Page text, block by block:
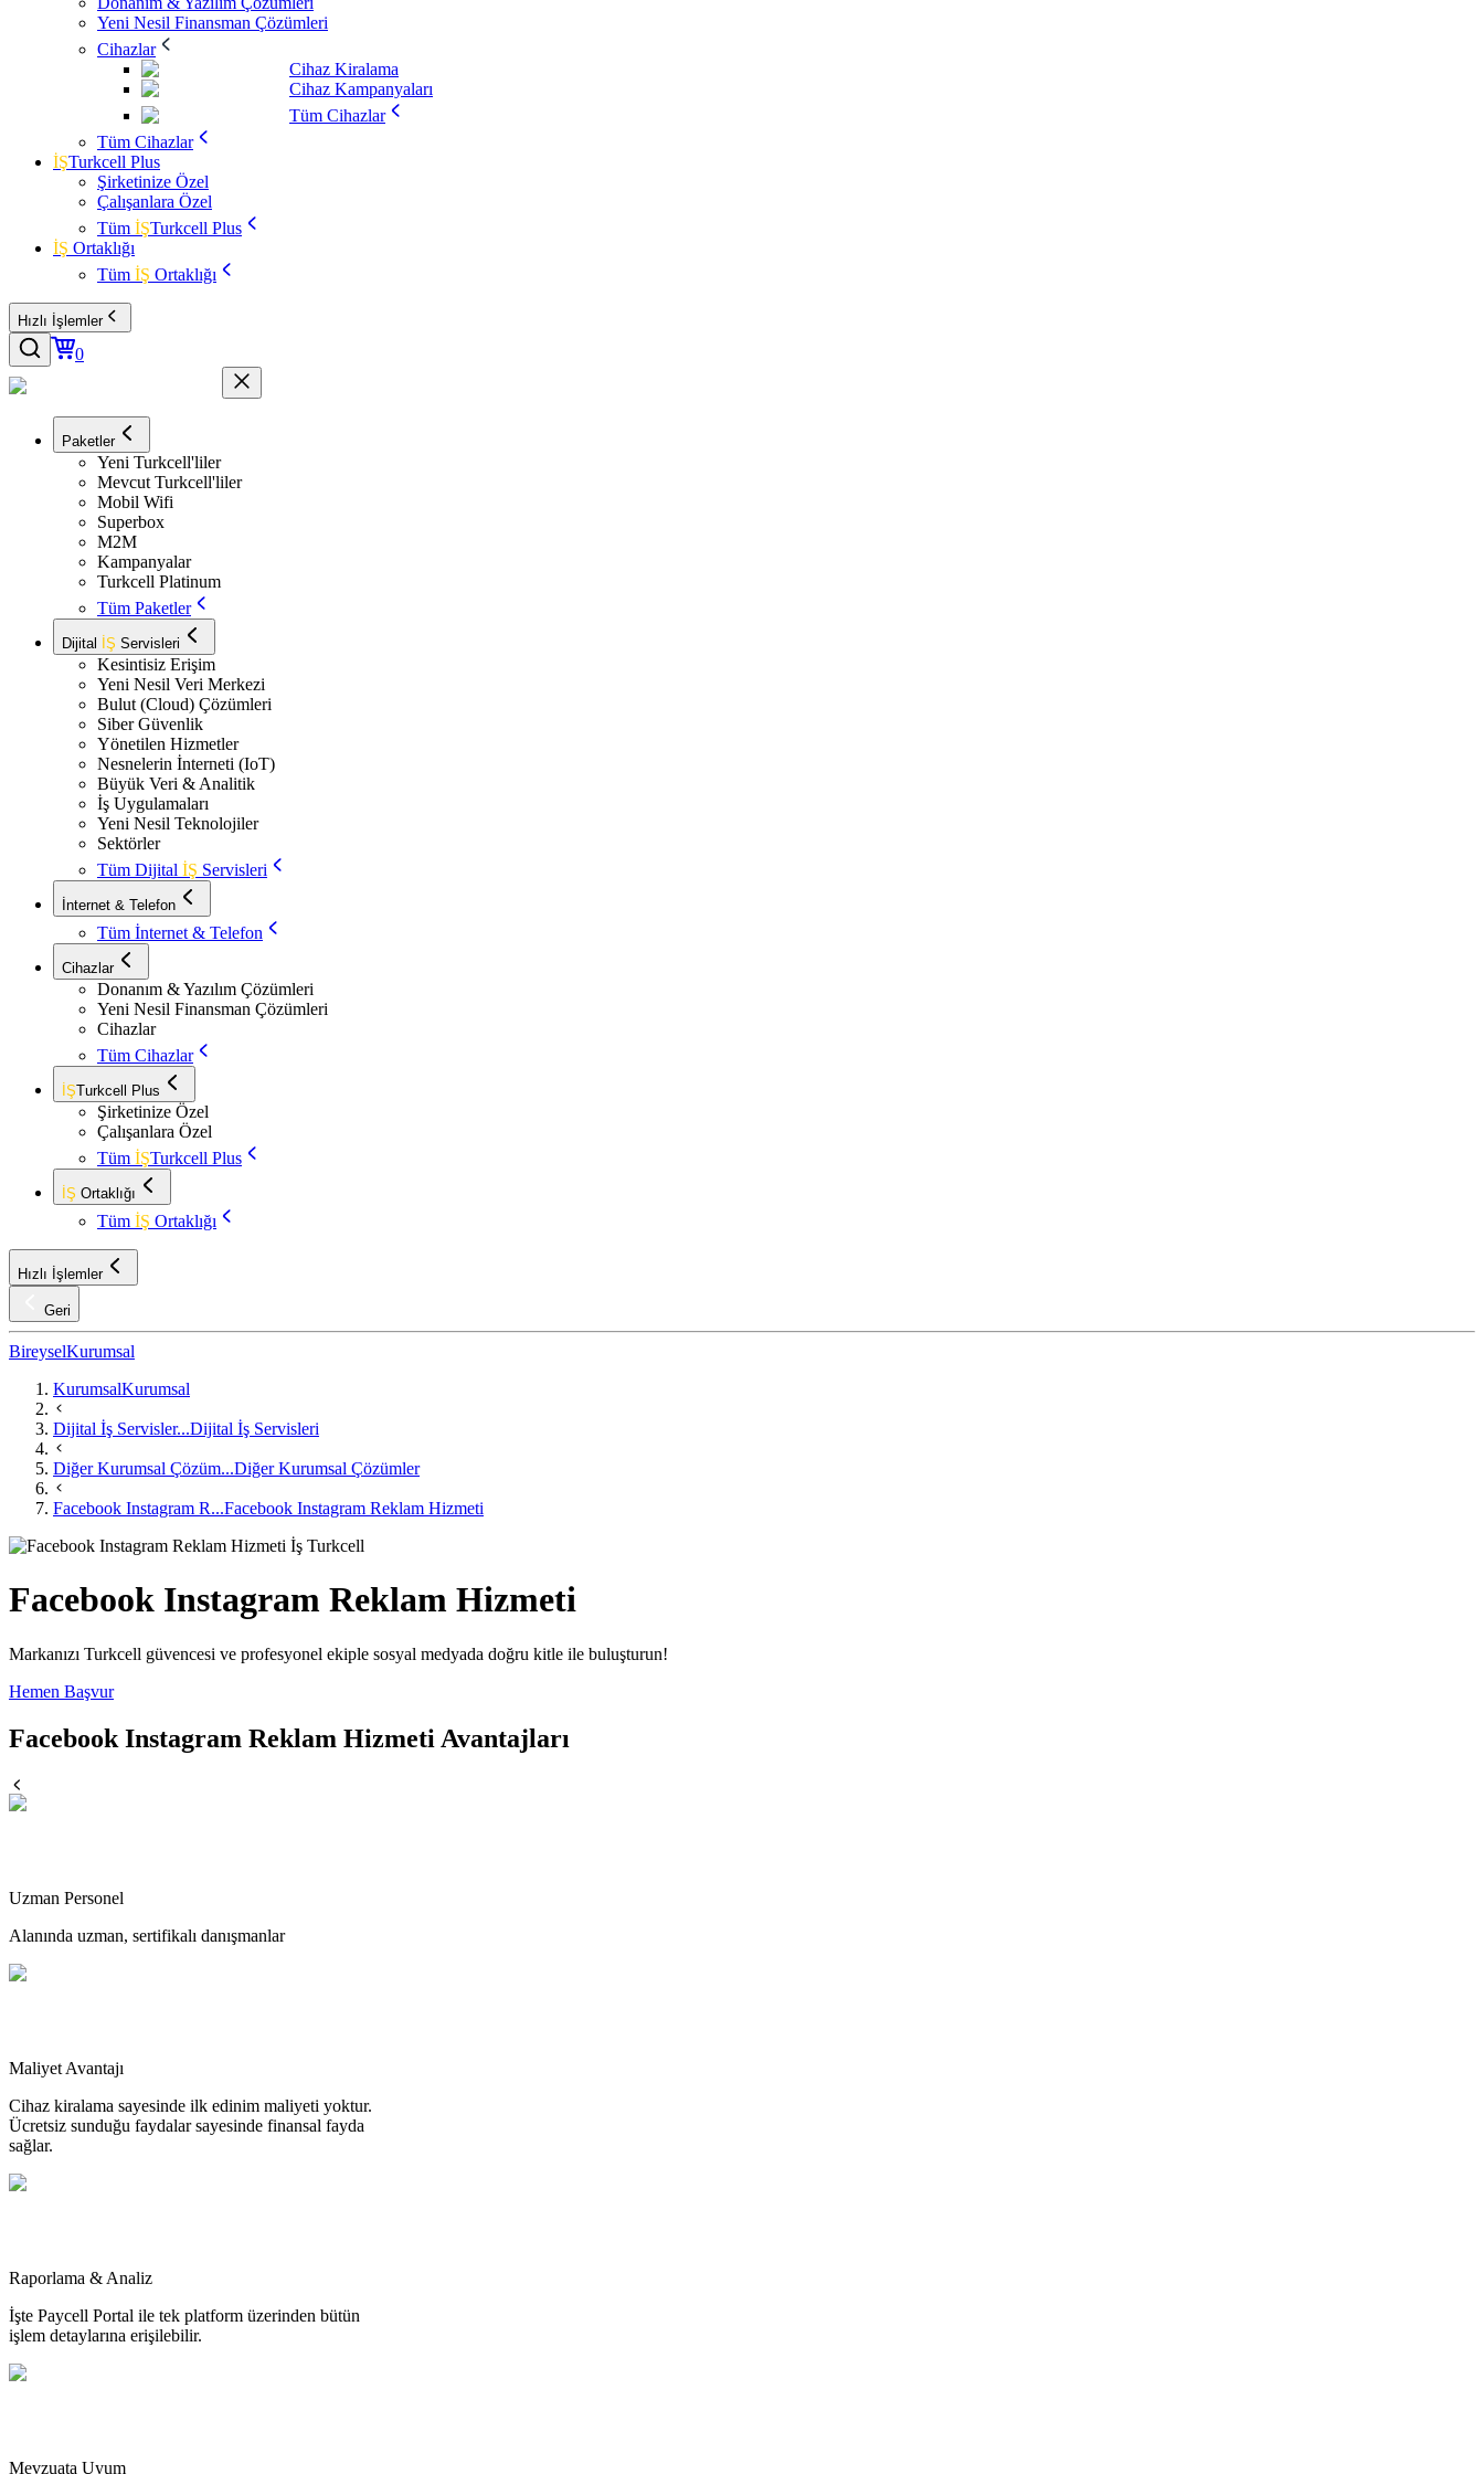
Yeni Nesil Finansman Çözümleri
Cihazlar
Cihaz Kiralama
Cihaz Kampanyaları
Tüm Cihazlar
Tüm Cihazlar
İŞTurkcell Plus
Şirketinize Özel
Çalışanlara Özel
Tüm İŞTurkcell Plus
İŞ Ortaklığı
Tüm İŞ Ortaklığı
Hızlı İşlemler
0
Paketler
Yeni Turkcell'liler
Mevcut Turkcell'liler
Mobil Wifi
Superbox
M2M
Kampanyalar
Turkcell Platinum
Tüm Paketler
Dijital İŞ Servisleri
Kesintisiz Erişim
Yeni Nesil Veri Merkezi
Bulut (Cloud) Çözümleri
Siber Güvenlik
Yönetilen Hizmetler
Nesnelerin İnterneti (IoT)
Büyük Veri & Analitik
İş Uygulamaları
Yeni Nesil Teknolojiler
Sektörler
Tüm Dijital İŞ Servisleri
İnternet & Telefon
Tüm İnternet & Telefon
Cihazlar
Donanım & Yazılım Çözümleri
Yeni Nesil Finansman Çözümleri
Cihazlar
Tüm Cihazlar
İŞTurkcell Plus
Şirketinize Özel
Çalışanlara Özel
Tüm İŞTurkcell Plus
İŞ Ortaklığı
Tüm İŞ Ortaklığı
Hızlı İşlemler
Geri
BireyselKurumsal
KurumsalKurumsal
Dijital İş Servisler...Dijital İş Servisleri
Diğer Kurumsal Çözüm...Diğer Kurumsal Çözümler
Facebook Instagram R...Facebook Instagram Reklam Hizmeti
Facebook Instagram Reklam Hizmeti
Markanızı Turkcell güvencesi ve profesyonel ekiple sosyal medyada doğru kitle ile buluşturun!
Hemen Başvur
Facebook Instagram Reklam Hizmeti Avantajları
Uzman Personel
Alanında uzman, sertifikalı danışmanlar
Maliyet Avantajı
Cihaz kiralama sayesinde ilk edinim maliyeti yoktur.
Ücretsiz sunduğu faydalar sayesinde finansal fayda
sağlar.
Raporlama & Analiz
İşte Paycell Portal ile tek platform üzerinden bütün
işlem detaylarına erişilebilir.
Mevzuata Uyum